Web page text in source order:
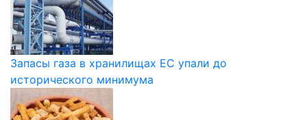
Запасы газа в хранилищах ЕС упали до
исторического минимума